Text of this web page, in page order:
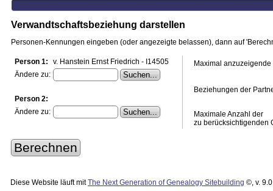
Verwandtschaftsbeziehung darstellen
Personen-Kennungen eingeben (oder angezeigte belassen), dann auf
Person 1:
v. Hanstein Ernst Friedrich - I14505
Ändere zu:
Person 2:
Ändere zu:
Maximal
Beziehungen der
Maximale Anzahl der
zu berücksichtigenden
Diese Website läuft mitThe Next Generation of Genealogy Sitebuilding ©, v.